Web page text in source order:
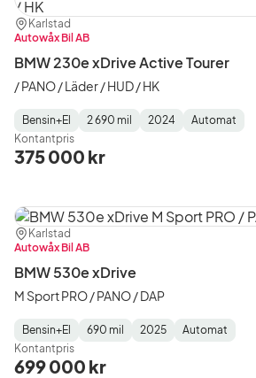
Plats:
Karlstad
Återförsäljare:
Autowåx Bil AB
BMW 230e xDrive Active Tourer
/ PANO / Läder / HUD / HK
Fuel
Type:
Bensin+El
Mätarställning:
2 690 mil
Model
Year:
2024
Gearbox
Type:
Automat
Kontantpris
375 000 kr
Plats:
Karlstad
Återförsäljare:
Autowåx Bil AB
BMW 530e xDrive
M Sport PRO / PANO / DAP
Fuel
Type:
Bensin+El
Mätarställning:
690 mil
Model
Year:
2025
Gearbox
Type:
Automat
Kontantpris
699 000 kr